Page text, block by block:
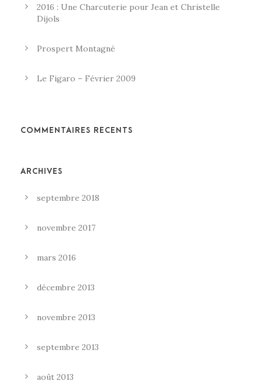
2016 : Une Charcuterie pour Jean et Christelle
Dijols
Prospert Montagné
Le Figaro – Février 2009
COMMENTAIRES RÉCENTS
ARCHIVES
septembre 2018
novembre 2017
mars 2016
décembre 2013
novembre 2013
septembre 2013
août 2013